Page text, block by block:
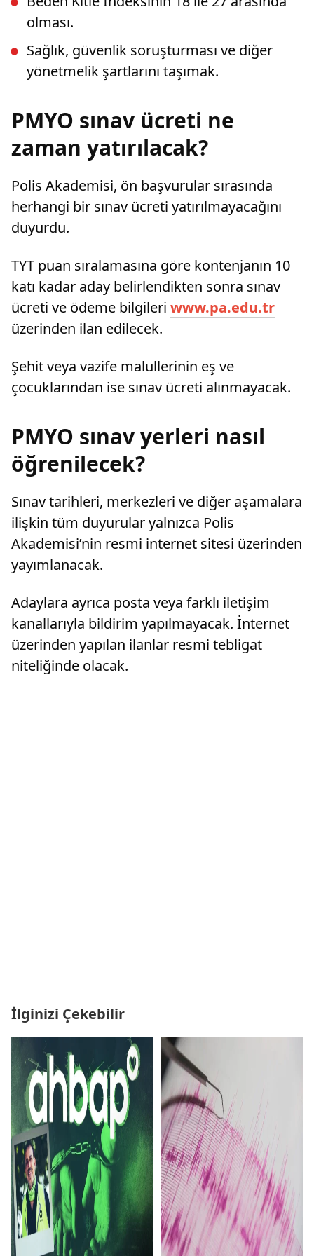
olması.
Sağlık, güvenlik soruşturması ve diğer
yönetmelik şartlarını taşımak.
PMYO sınav ücreti ne
zaman yatırılacak?
Polis Akademisi, ön başvurular sırasında
herhangi bir sınav ücreti yatırılmayacağını
duyurdu.
TYT puan sıralamasına göre kontenjanın 10
katı kadar aday belirlendikten sonra sınav
ücreti ve ödeme bilgileri www.pa.edu.tr
üzerinden ilan edilecek.
Şehit veya vazife malullerinin eş ve
çocuklarından ise sınav ücreti alınmayacak.
PMYO sınav yerleri nasıl
öğrenilecek?
Sınav tarihleri, merkezleri ve diğer aşamalara
ilişkin tüm duyurular yalnızca Polis
Akademisi’nin resmi internet sitesi üzerinden
yayımlanacak.
Adaylara ayrıca posta veya farklı iletişim
kanallarıyla bildirim yapılmayacak. İnternet
üzerinden yapılan ilanlar resmi tebligat
niteliğinde olacak.
İlginizi Çekebilir